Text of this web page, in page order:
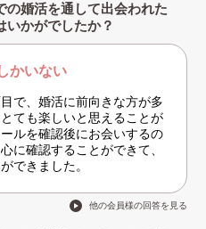
の婚活を通して出会われた
いかがでしたか？
かいない
で、婚活に前向きな方が多
ても楽しいと思えることが
ルを確認後にお会いするの
に確認することができて、
できました。
他の会員様の回答を見る